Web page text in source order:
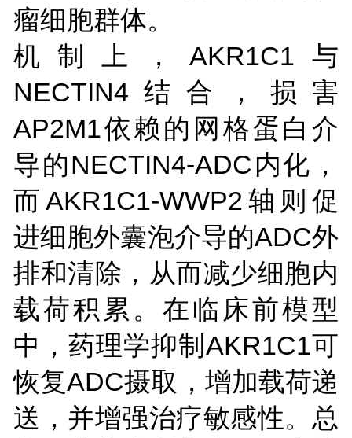
瘤细胞群体。
机制上，AKR1C1与
NECTIN4结合，损害
AP2M1依赖的网格蛋白介
导的NECTIN4-ADC内化，
而AKR1C1-WWP2轴则促
进细胞外囊泡介导的ADC外
排和清除，从而减少细胞内
载荷积累。在临床前模型
中，药理学抑制AKR1C1可
恢复ADC摄取，增加载荷递
送，并增强治疗敏感性。总